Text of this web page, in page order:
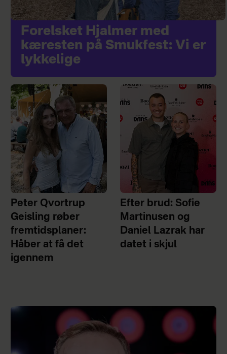
Forelsket Hjalmer med
kæresten på Smukfest: Vi er
lykkelige
Peter Qvortrup
Geisling røber
fremtidsplaner:
Håber at få det
igennem
Efter brud: Sofie
Martinusen og
Daniel Lazrak har
datet i skjul